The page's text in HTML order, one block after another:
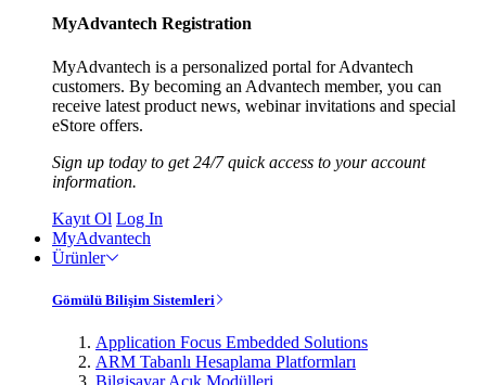
MyAdvantech Registration
MyAdvantech is a personalized portal for Advantech
customers. By becoming an Advantech member, you can
receive latest product news, webinar invitations and special
eStore offers.
Sign up today to get 24/7 quick access to your account
information.
Kayıt Ol Log In
MyAdvantech
Ürünler
Gömülü Bilişim Sistemleri
Application Focus Embedded Solutions
ARM Tabanlı Hesaplama Platformları
Bilgisayar Açık Modülleri